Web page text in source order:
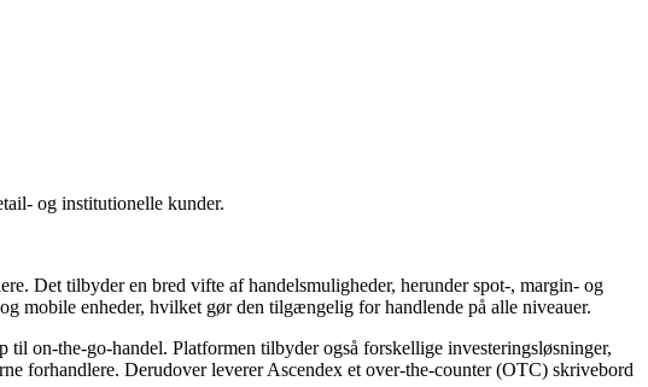
og institutionelle kunder.
Det tilbyder en bred vifte af handelsmuligheder, herunder spot-, margin- og
mobile enheder, hvilket gør den tilgængelig for handlende på alle niveauer.
on-the-go-handel. Platformen tilbyder også forskellige investeringsløsninger,
forhandlere. Derudover leverer Ascendex et over-the-counter (OTC) skrivebord